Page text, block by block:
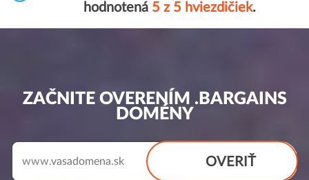
hodnotená 5 z 5 hviezdičiek.
ZAČNITE OVERENÍM .BARGAINS
DOMÉNY
OVERIŤ
www.